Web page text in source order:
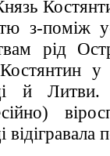
з-поміж
рід
й Литви.
відігравала